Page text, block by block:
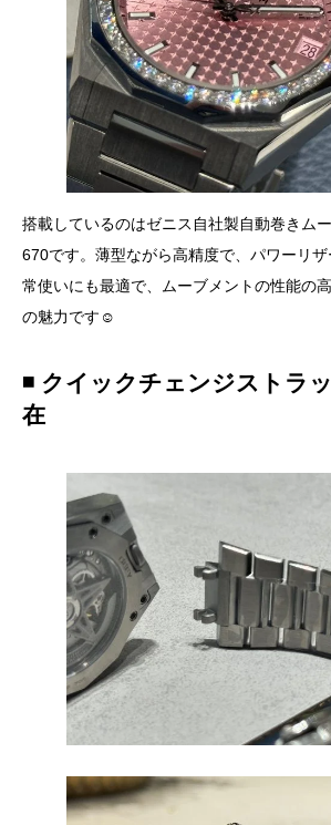
搭載しているのはゼニス自社製自動巻きム
670です。薄型ながら高精度で、パワーリ
常使いにも最適で、ムーブメントの性能の
の魅力です☺︎
◾️ クイックチェンジストラ
在